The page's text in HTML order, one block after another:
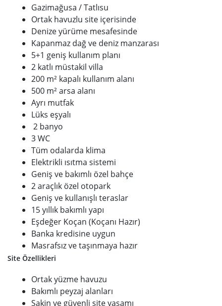
Gazimağusa / Tatlısu
Ortak havuzlu site içerisinde
Denize yürüme mesafesinde
Kapanmaz dağ ve deniz manzarası
5+1 geniş kullanım planı
2 katlı müstakil villa
200 m² kapalı kullanım alanı
500 m² arsa alanı
Ayrı mutfak
Lüks eşyalı
2 banyo
3 WC
Tüm odalarda klima
Elektrikli ısıtma sistemi
Geniş ve bakımlı özel bahçe
2 araçlık özel otopark
Geniş ve kullanışlı teraslar
15 yıllık bakımlı yapı
Eşdeğer Koçan (Koçanı Hazır)
Banka kredisine uygun
Masrafsız ve taşınmaya hazır
Site Özellikleri
Ortak yüzme havuzu
Bakımlı peyzaj alanları
Sakin ve güvenli site yaşamı